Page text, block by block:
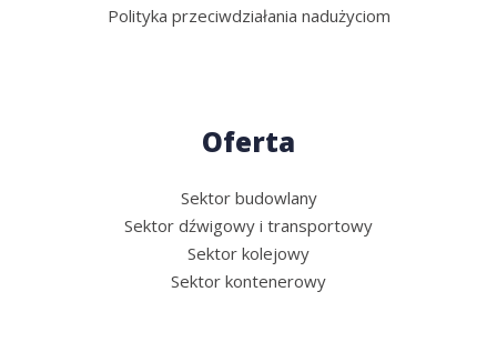
Polityka przeciwdziałania nadużyciom
Oferta
Sektor budowlany
Sektor dźwigowy i transportowy
Sektor kolejowy
Sektor kontenerowy